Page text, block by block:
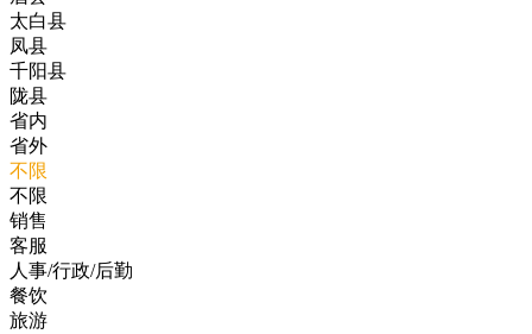
太白县
凤县
千阳县
陇县
省内
省外
不限
不限
销售
客服
人事/行政/后勤
餐饮
旅游